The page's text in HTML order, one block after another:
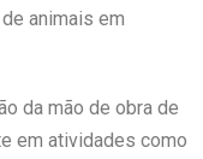
animais em
da mão de obra de
em atividades como